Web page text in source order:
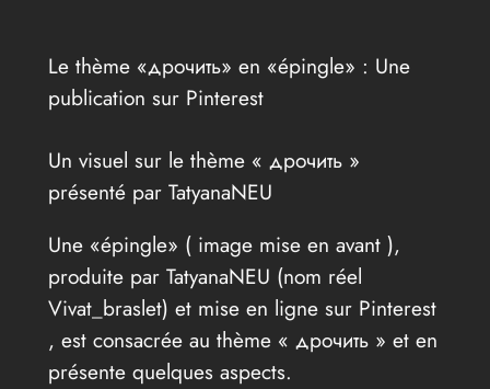
Le thème «дрочить» en «épingle» : Une
publication sur Pinterest
Un visuel sur le thème « дрочить »
présenté par TatyanaNEU
Une «épingle» ( image mise en avant ),
produite par TatyanaNEU (nom réel
Vivat_braslet) et mise en ligne sur Pinterest
, est consacrée au thème « дрочить » et en
présente quelques aspects.